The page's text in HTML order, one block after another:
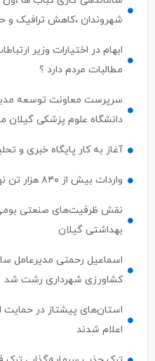
ابهام در اختیارات وزیر
سرپرست معاونت توسعه
آغاز به کار پایگاه خبری و
واردات بیش از ۸۴۰ هزار تن نهاده دامی از بنادر كاسپین و انزلی
نقش ظرفیت‌های صنعتی
بهداشتی گیلان
اسماعیل رحمتی مدیرعامل
استان‌های پیشتاز در حمایت
ترک جذب سرمایه‌گذار ،